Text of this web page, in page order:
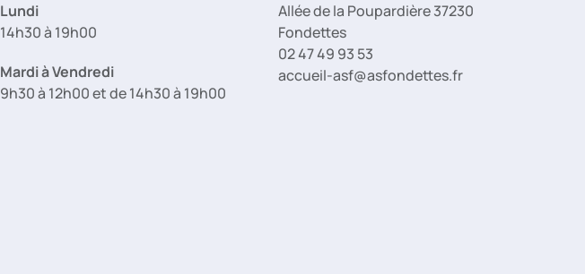
Lundi
14h30 à 19h00
Mardi à Vendredi
9h30 à 12h00 et de 14h30 à 19h00
Allée de la Poupardière 37230
Fondettes
02 47 49 93 53
accueil-asf@asfondettes.fr